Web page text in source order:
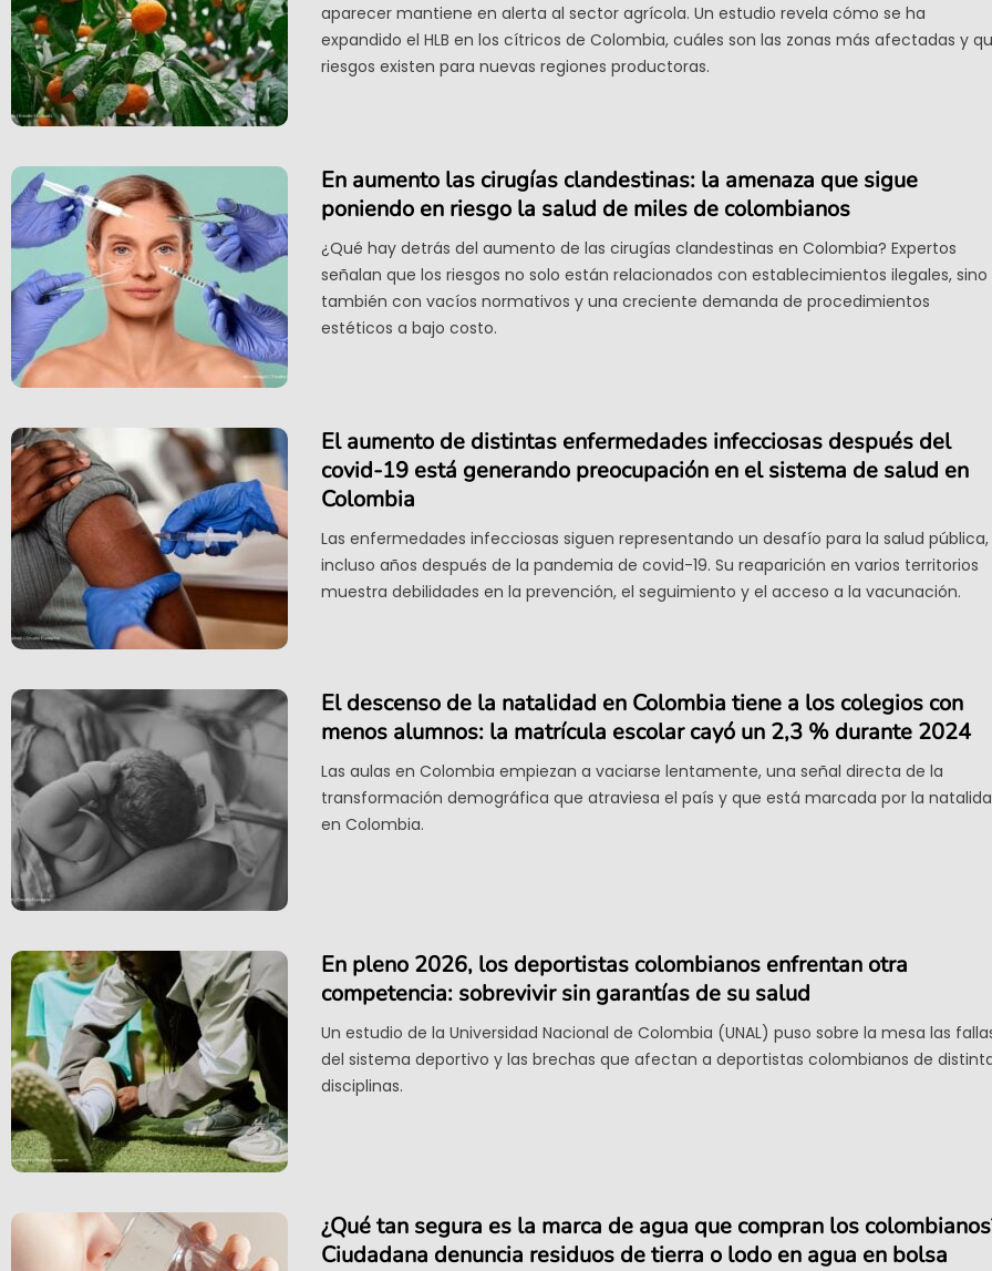
aparecer mantiene en alerta al sector agrícola. Un estudio revela cómo se ha
expandido el HLB en los cítricos de Colombia, cuáles son las zonas más afectadas y
riesgos existen para nuevas regiones productoras.
En aumento las cirugías clandestinas: la amenaza que sigue
poniendo en riesgo la salud de miles de colombianos
¿Qué hay detrás del aumento de las cirugías clandestinas en Colombia? Expertos
señalan que los riesgos no solo están relacionados con establecimientos ilegales, sino
también con vacíos normativos y una creciente demanda de procedimientos
estéticos a bajo costo.
El aumento de distintas enfermedades infecciosas después del
covid-19 está generando preocupación en el sistema de salud en
Colombia
Las enfermedades infecciosas siguen representando un desafío para la salud pública,
incluso años después de la pandemia de covid-19. Su reaparición en varios territorios
muestra debilidades en la prevención, el seguimiento y el acceso a la vacunación.
El descenso de la natalidad en Colombia tiene a los colegios con
menos alumnos: la matrícula escolar cayó un 2,3 % durante 2024
Las aulas en Colombia empiezan a vaciarse lentamente, una señal directa de la
transformación demográfica que atraviesa el país y que está marcada por la
en Colombia.
En pleno 2026, los deportistas colombianos enfrentan otra
competencia: sobrevivir sin garantías de su salud
Un estudio de la Universidad Nacional de Colombia (UNAL) puso sobre la mesa las
del sistema deportivo y las brechas que afectan a deportistas colombianos de
disciplinas.
¿Qué tan segura es la marca de agua que compran los
Ciudadana denuncia residuos de tierra o lodo en agua en bolsa